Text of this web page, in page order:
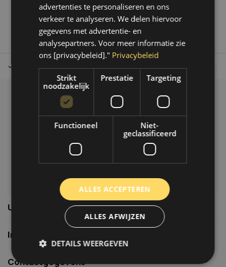
Tot 30 dagen retour sturen. Op werkdagen voor 14.00 uur
Klantenservice
Veelgestelde vragen
06-39119169
info@autoklusser.nl
Usefull links
Informatie
Contactgegevens
advertenties te personaliseren en ons
verkeer te analyseren. We delen hiervoor
gegevens met advertentie- en
analysepartners. Voor meer informatie zie
ons [privacybeleid]." Privacybeleid
Strikt
noodzakelijk
Prestatie Targeting
Functioneel
Niet-
geclassificeerd
ALLES ACCEPTEREN
ALLES AFWIJZEN
DETAILS WEERGEVEN